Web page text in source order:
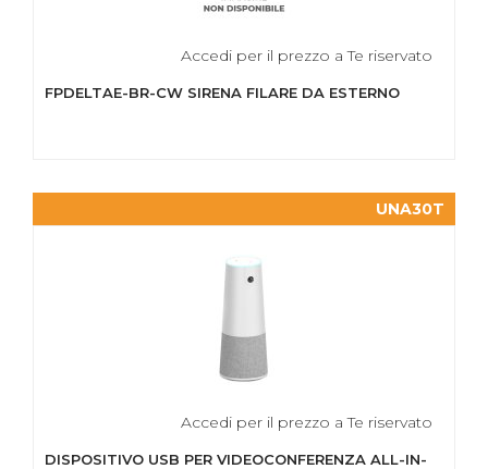
Accedi per il prezzo a Te riservato
FPDELTAE-BR-CW SIRENA FILARE DA ESTERNO
UNA30T
Accedi per il prezzo a Te riservato
DISPOSITIVO USB PER VIDEOCONFERENZA ALL-IN-